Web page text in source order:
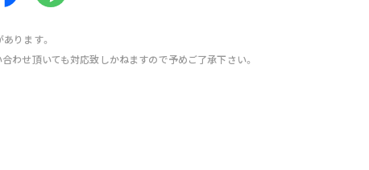
ります。
わせ頂いても対応致しかねますので予めご了承下さい。